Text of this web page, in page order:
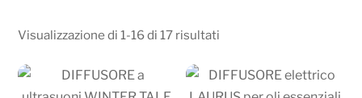
Visualizzazione di 1-16 di 17 risultati
base